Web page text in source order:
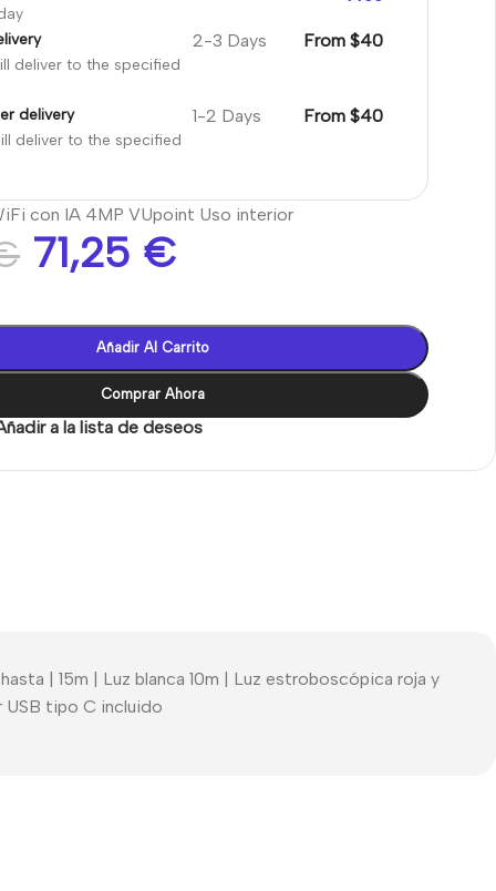
deliver to the specified
2-3 Days From $40
delivery
deliver to the specified
1-2 Days From $40
con IA 4MP VUpoint Uso interior
71,25 €
Añadir Al Carrito
Comprar Ahora
a la lista de deseos
| 15m | Luz blanca 10m | Luz estroboscópica roja y
tipo C incluido